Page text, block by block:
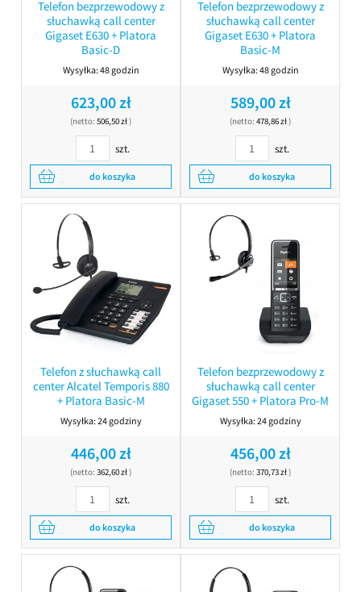
Telefon bezprzewodowy z
słuchawką call center
Gigaset E630 + Platora
Basic-D
Wysyłka:48 godzin
623,00 zł
(netto: 506,50 zł)
szt.
do koszyka
Telefon bezprzewodowy z
słuchawką call center
Gigaset E630 + Platora
Basic-M
Wysyłka:48 godzin
589,00 zł
(netto: 478,86 zł)
szt.
do koszyka
Telefon z słuchawką call
center Alcatel Temporis 880
+ Platora Basic-M
Wysyłka:24 godziny
446,00 zł
(netto: 362,60 zł)
szt.
do koszyka
Telefon bezprzewodowy z
słuchawką call center
Gigaset 550 + Platora Pro-M
Wysyłka:24 godziny
456,00 zł
(netto: 370,73 zł)
szt.
do koszyka